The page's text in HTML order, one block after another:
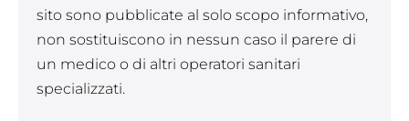
sito sono pubblicate al solo scopo informativo,
non sostituiscono in nessun caso il parere di
un medico o di altri operatori sanitari
specializzati.